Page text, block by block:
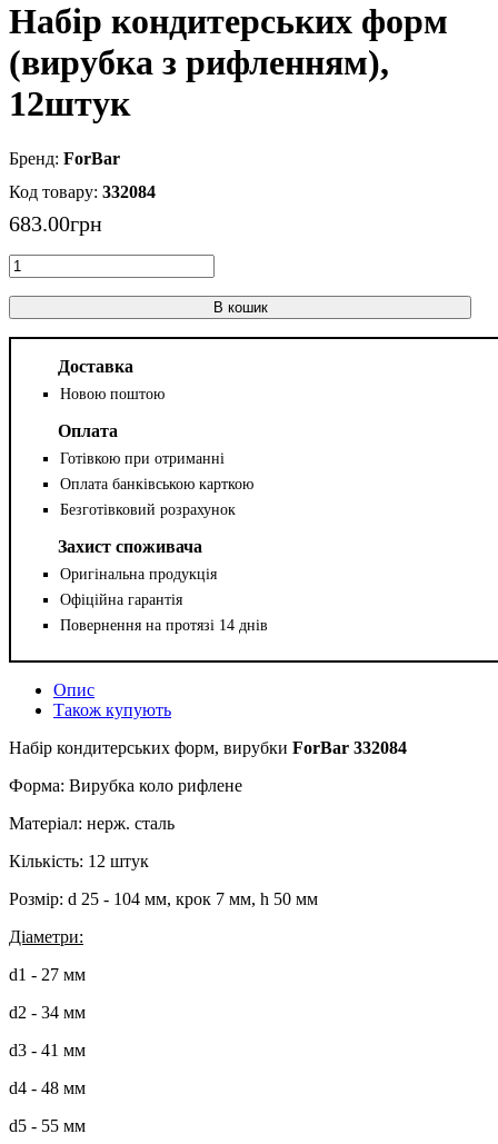
Набір кондитерських форм
(вирубка з рифленням),
12штук
ForBar
332084
683.00грн
В кошик
Доставка
Новою поштою
Оплата
Готівкою при отриманні
Оплата банківською карткою
Безготівковий розрахунок
Захист споживача
Оригінальна продукція
Офіційна гарантія
Повернення на протязі 14 днів
Опис
Також купують
Набір кондитерських форм, вирубки ForBar 332084
Форма: Вирубка коло рифлене
Матеріал: нерж. сталь
Кількість: 12 штук
Розмір: d 25 - 104 мм, крок 7 мм, h 50 мм
Діаметри:
d1 - 27 мм
d2 - 34 мм
d3 - 41 мм
d4 - 48 мм
d5 - 55 мм